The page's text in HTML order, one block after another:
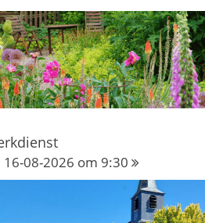
16-08-2026 om 9:30